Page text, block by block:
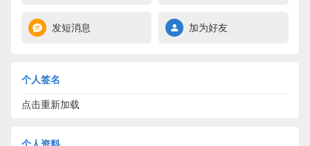
发短消息 加为好友
个人签名
点击重新加载